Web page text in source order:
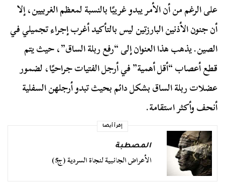
على الرغم من أن الأمر يبدو غريبًا بالنسبة لمعظم الغربيين، إلا
أن جنون الأذنين البارزتين ليس بالتأكيد أغرب إجراء تجميلي في
الصين. يذهب هذا العنوان إلى “رفع ربلة الساق”، حيث يتم
قطع أعصاب “أقل أهمية” في أرجل الفتيات جراحيًا، لضمور
عضلات ربلة الساق بشكل دائم بحيث تبدو أرجلهن السفلية
أنحف وأكثر استقامة.
إقرأ أيضا
المصطبة
الأعراض الجانبية لنجاة السردية (ج5)